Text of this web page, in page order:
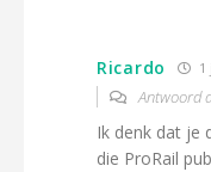
Ricardo 1
Antwoord
Ik denk dat je
die ProRail